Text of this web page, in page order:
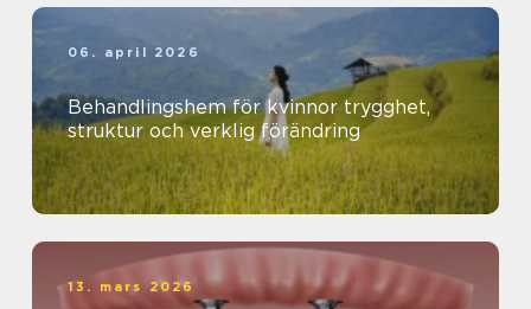
06. april 2026
Behandlingshem för kvinnor trygghet,
struktur och verklig förändring
13. mars 2026